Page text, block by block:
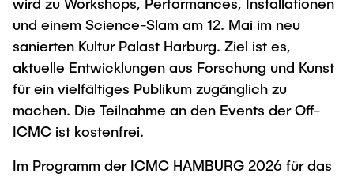
und einem Science-Slam am 12. Mai im neu
sanierten Kultur Palast Harburg. Ziel ist es,
aktuelle Entwicklungen aus Forschung und Kunst
für ein vielfältiges Publikum zugänglich zu
machen. Die Teilnahme an den Events der Off-
ICMC ist kostenfrei.
Im Programm der ICMC HAMBURG 2026 für das